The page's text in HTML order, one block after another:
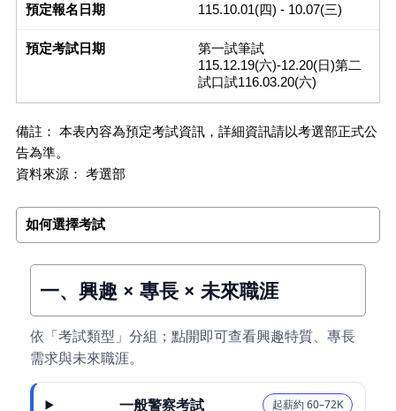
115.10.01(四) - 10.07(三)
第一試筆試
115.12.19(六)-12.20(日)第二
試口試116.03.20(六)
備註： 本表內容為預定考試資訊，詳細資訊請以考選部正式公
告為準。
資料來源： 考選部
如何選擇考試
一、興趣 × 專長 × 未來職涯
依「考試類型」分組；點開即可查看興趣特質、專長
需求與未來職涯。
一般警察考試 起薪約 60–72K